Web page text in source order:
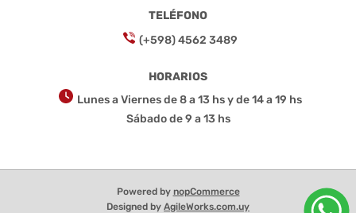
TELÉFONO
(+598) 4562 3489
HORARIOS
Lunes a Viernes de 8 a 13 hs y de 14 a 19 hs
Sábado de 9 a 13 hs
Powered by nopCommerce
Designed by AgileWorks.com.uy